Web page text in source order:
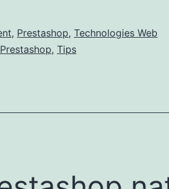
, Prestashop, Technologies Web
Prestashop, Tips